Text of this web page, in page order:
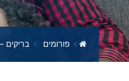
פורומים בריקים